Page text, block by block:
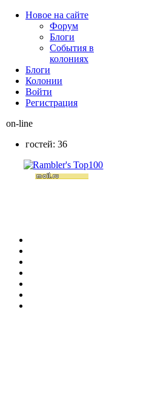
Новое на сайте
Форум
Блоги
События в
колониях
Блоги
Колонии
Войти
Peгиcтpaция
on-line
гостей: 36